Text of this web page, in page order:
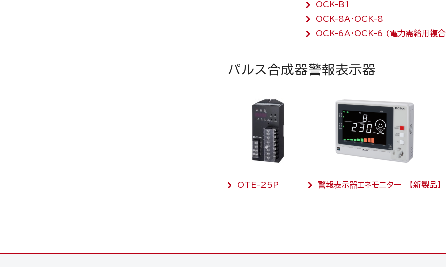
OCK-B1
OCK-8A・OCK-8
OCK-6A・OCK-6 (電力需給用複
パルス合成器
OTE-25P
警報表示器
警報表示器エネモニター 【新製品】